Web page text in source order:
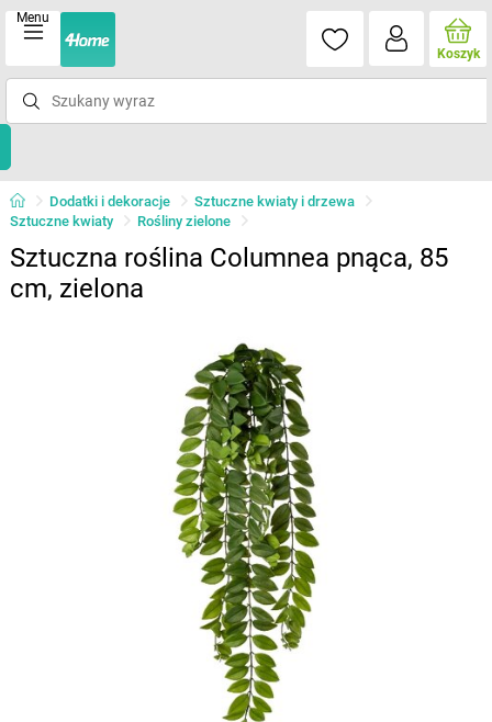
Menu
Koszyk
Dodatki i dekoracje
Sztuczne kwiaty i drzewa
Sztuczne kwiaty
Rośliny zielone
Sztuczna roślina Columnea pnąca, 85
cm, zielona